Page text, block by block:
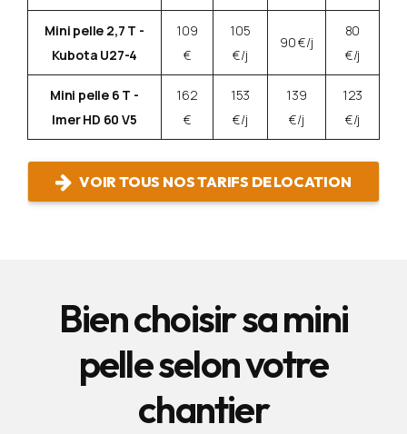
Mini pelle 2,7 T -
Kubota U27-4
109
€
105
€/j
90 €/j
80
€/j
Mini pelle 6 T -
Imer HD 60 V5
162
€
153
€/j
139
€/j
123
€/j
VOIR TOUS NOS TARIFS DE LOCATION
Bien choisir sa mini
pelle selon votre
chantier